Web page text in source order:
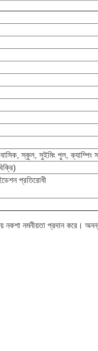
স্কুল, সুইমিং পুল, ক্যাম্পিং
প্রতিরোধী
নকশা নমনীয়তা প্রদান